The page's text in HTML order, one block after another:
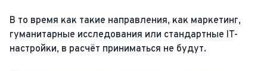
В то время как такие направления, как маркетинг,
гуманитарные исследования или стандартные IT-
настройки, в расчёт приниматься не будут.